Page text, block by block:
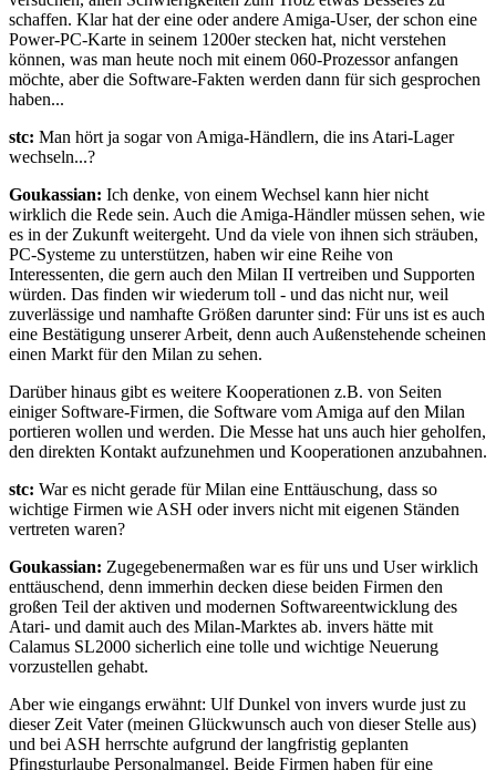
schaffen. Klar hat der eine oder andere Amiga-User, der schon eine
Power-PC-Karte in seinem 1200er stecken hat, nicht verstehen
können, was man heute noch mit einem 060-Prozessor anfangen
möchte, aber die Software-Fakten werden dann für sich gesprochen
haben...
stc: Man hört ja sogar von Amiga-Händlern, die ins Atari-Lager
wechseln...?
Goukassian: Ich denke, von einem Wechsel kann hier nicht
wirklich die Rede sein. Auch die Amiga-Händler müssen sehen, wie
es in der Zukunft weitergeht. Und da viele von ihnen sich sträuben,
PC-Systeme zu unterstützen, haben wir eine Reihe von
Interessenten, die gern auch den Milan II vertreiben und Supporten
würden. Das finden wir wiederum toll - und das nicht nur, weil
zuverlässige und namhafte Größen darunter sind: Für uns ist es auch
eine Bestätigung unserer Arbeit, denn auch Außenstehende scheinen
einen Markt für den Milan zu sehen.
Darüber hinaus gibt es weitere Kooperationen z.B. von Seiten
einiger Software-Firmen, die Software vom Amiga auf den Milan
portieren wollen und werden. Die Messe hat uns auch hier geholfen,
den direkten Kontakt aufzunehmen und Kooperationen anzubahnen.
stc: War es nicht gerade für Milan eine Enttäuschung, dass so
wichtige Firmen wie ASH oder invers nicht mit eigenen Ständen
vertreten waren?
Goukassian: Zugegebenermaßen war es für uns und User wirklich
enttäuschend, denn immerhin decken diese beiden Firmen den
großen Teil der aktiven und modernen Softwareentwicklung des
Atari- und damit auch des Milan-Marktes ab. invers hätte mit
Calamus SL2000 sicherlich eine tolle und wichtige Neuerung
vorzustellen gehabt.
Aber wie eingangs erwähnt: Ulf Dunkel von invers wurde just zu
dieser Zeit Vater (meinen Glückwunsch auch von dieser Stelle aus)
und bei ASH herrschte aufgrund der langfristig geplanten
Pfingsturlaube Personalmangel. Beide Firmen haben für eine